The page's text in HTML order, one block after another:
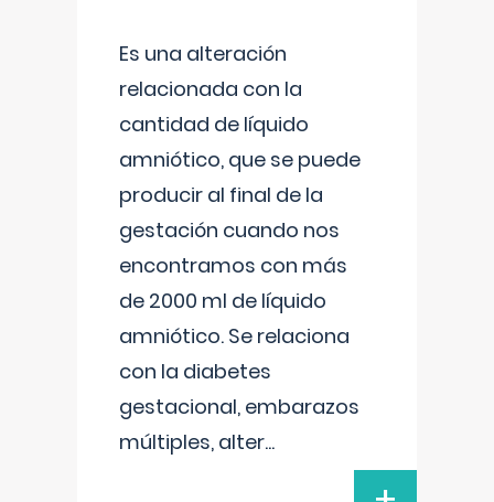
Es una alteración
relacionada con la
cantidad de líquido
amniótico, que se puede
producir al final de la
gestación cuando nos
encontramos con más
de 2000 ml de líquido
amniótico. Se relaciona
con la diabetes
gestacional, embarazos
múltiples, alter...